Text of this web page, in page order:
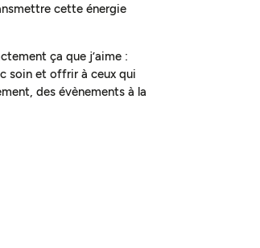
cette énergie
ça que j’aime :
soin et offrir à ceux qui
des évènements à la